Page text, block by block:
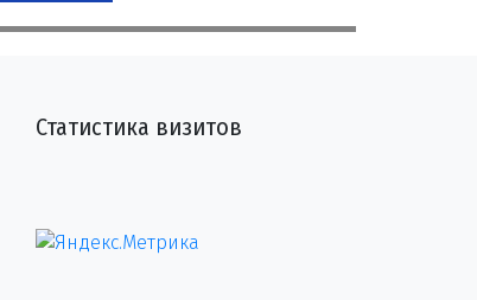
Статистика визитов